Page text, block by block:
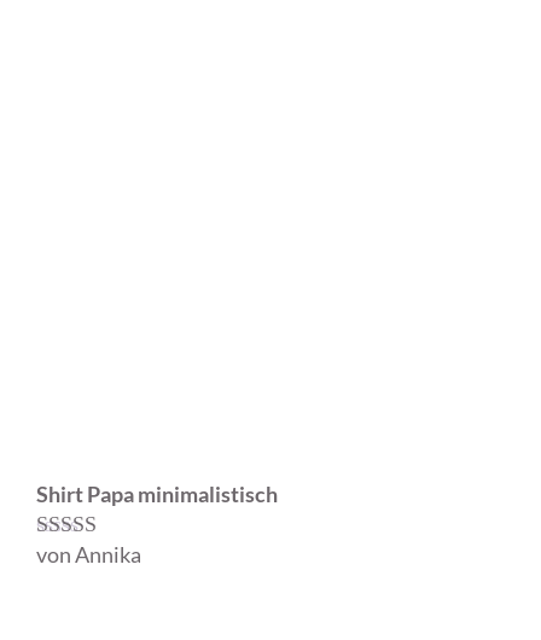
Shirt Papa minimalistisch
Bewertet mit
von Annika